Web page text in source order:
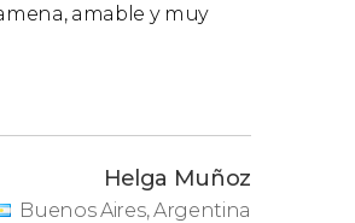
amable y muy
Helga Muñoz
Buenos Aires, Argentina